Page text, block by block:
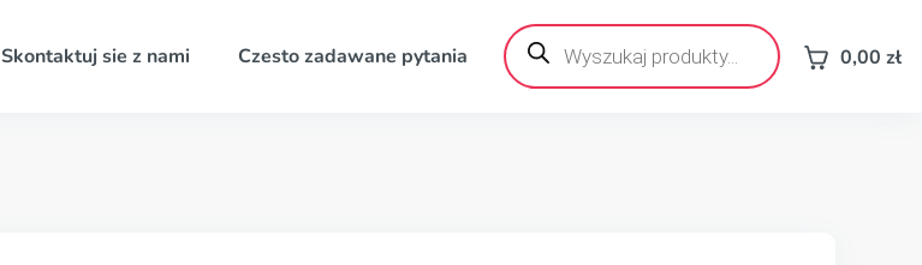
Skontaktuj sie z nami Czesto zadawane pytania
Wyszukiwarka
produktów 0,00 zł